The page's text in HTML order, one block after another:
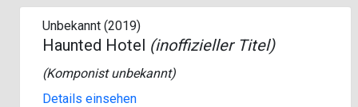
Unbekannt (2019)
Haunted Hotel (inoffizieller Titel)
(Komponist unbekannt)
Details einsehen